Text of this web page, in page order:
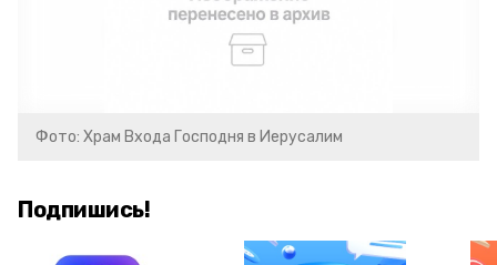
Фото: Храм Входа Господня в Иерусалим
Подпишись!